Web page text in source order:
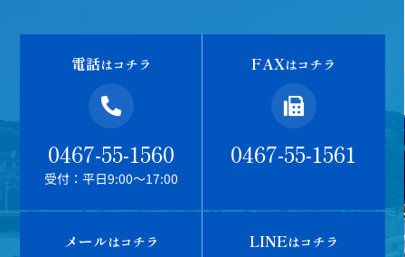
電話はコチラ
0467-55-1560
受付：平日9:00～17:00
FAXはコチラ
0467-55-1561
メールはコチラ LINEはコチラ